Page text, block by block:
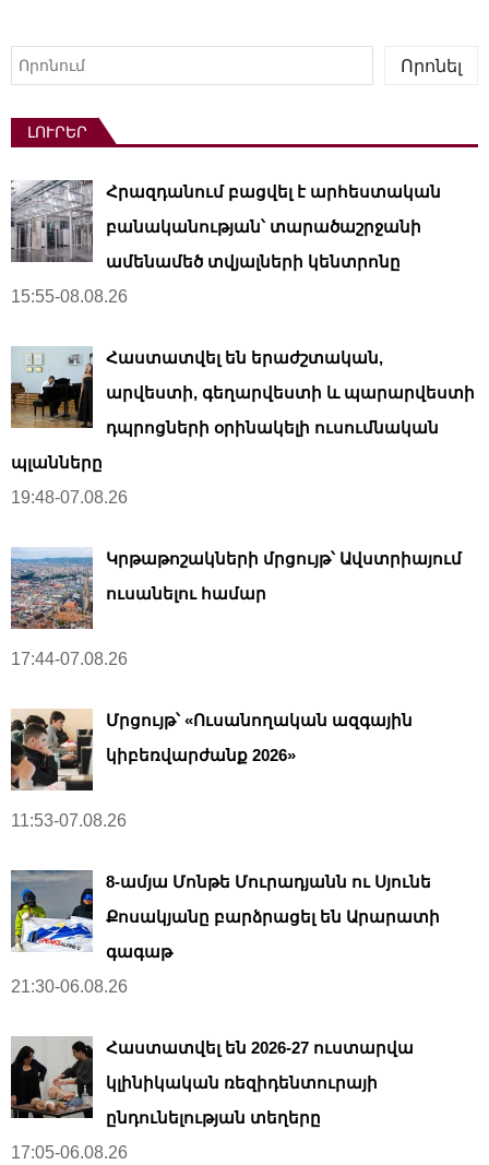
Որոնել
Որոնել
ԼՈՒՐԵՐ
Հրազդանում բացվել է արհեստական ​​
բանականության՝ տարածաշրջանի
ամենամեծ տվյալների կենտրոնը
15:55-08.08.26
Հաստատվել են երաժշտական,
արվեստի, գեղարվեստի և պարարվեստի
դպրոցների օրինակելի ուսումնական
պլանները
19:48-07.08.26
Կրթաթոշակների մրցույթ՝ Ավստրիայում
ուսանելու համար
17:44-07.08.26
Մրցույթ՝ «Ուսանողական ազգային
կիբեռվարժանք 2026»
11:53-07.08.26
8-ամյա Մոնթե Մուրադյանն ու Սյունե
Քոսակյանը բարձրացել են Արարատի
գագաթ
21:30-06.08.26
Հաստատվել են 2026-27 ուստարվա
կլինիկական ռեզիդենտուրայի
ընդունելության տեղերը
17:05-06.08.26